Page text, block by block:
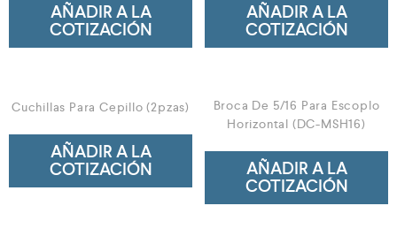
AÑADIR A LA
COTIZACIÓN
AÑADIR A LA
COTIZACIÓN
Cuchillas Para Cepillo (2pzas)
AÑADIR A LA
COTIZACIÓN
Broca De 5/16 Para Escoplo
Horizontal (DC-MSH16)
AÑADIR A LA
COTIZACIÓN